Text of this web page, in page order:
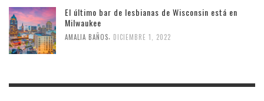
El último bar de lesbianas de Wisconsin está en
Milwaukee
AMALIA BAÑOS, DICIEMBRE 1, 2022